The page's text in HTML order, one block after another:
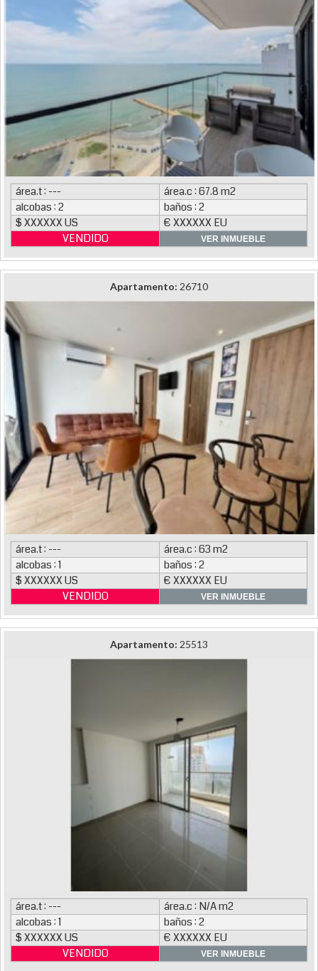
área.t : ---
área.c : 67.8 m2
alcobas : 2
baños : 2
$ XXXXXX US
€ XXXXXX EU
VENDIDO
VER INMUEBLE
Apartamento: 26710
área.t : ---
área.c : 63 m2
alcobas : 1
baños : 2
$ XXXXXX US
€ XXXXXX EU
VENDIDO
VER INMUEBLE
Apartamento: 25513
área.t : ---
área.c : N/A m2
alcobas : 1
baños : 2
$ XXXXXX US
€ XXXXXX EU
VENDIDO
VER INMUEBLE